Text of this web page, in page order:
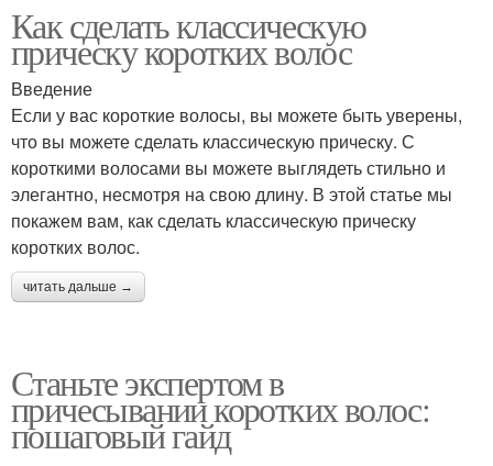
Как сделать классическую
прическу коротких волос
Введение
Если у вас короткие волосы, вы можете быть уверены,
что вы можете сделать классическую прическу. С
короткими волосами вы можете выглядеть стильно и
элегантно, несмотря на свою длину. В этой статье мы
покажем вам, как сделать классическую прическу
коротких волос.
читать дальше →
Станьте экспертом в
причесывании коротких волос:
пошаговый гайд